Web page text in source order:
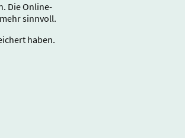
Die Online-
sinnvoll.
haben.